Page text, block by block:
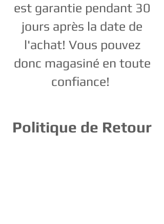
est garantie pendant 30
jours après la date de
l'achat! Vous pouvez
donc magasiné en toute
confiance!
Politique de Retour